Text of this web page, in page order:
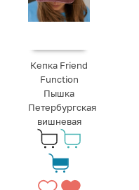
Кепка Friend
Function
Пышка
Петербургская
вишневая